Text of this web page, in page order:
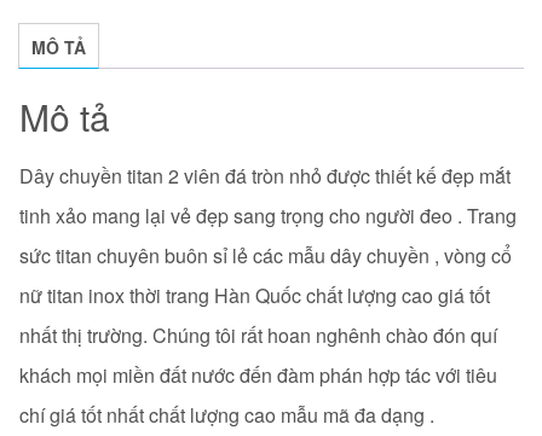
số
lượng
MÔ TẢ
Mô tả
Dây chuyền titan 2 viên đá tròn nhỏ được thiết kế đẹp mắt
tinh xảo mang lại vẻ đẹp sang trọng cho người đeo . Trang
sức titan chuyên buôn sỉ lẻ các mẫu dây chuyền , vòng cổ
nữtitan inox thời trang Hàn Quốc chất lượng cao giá tốt
nhất thị trường. Chúng tôi rất hoan nghênh chào đón quí
khách mọi miền đất nước đến đàm phán hợp tác với tiêu
chí giá tốt nhất chất lượng cao mẫu mã đa dạng .